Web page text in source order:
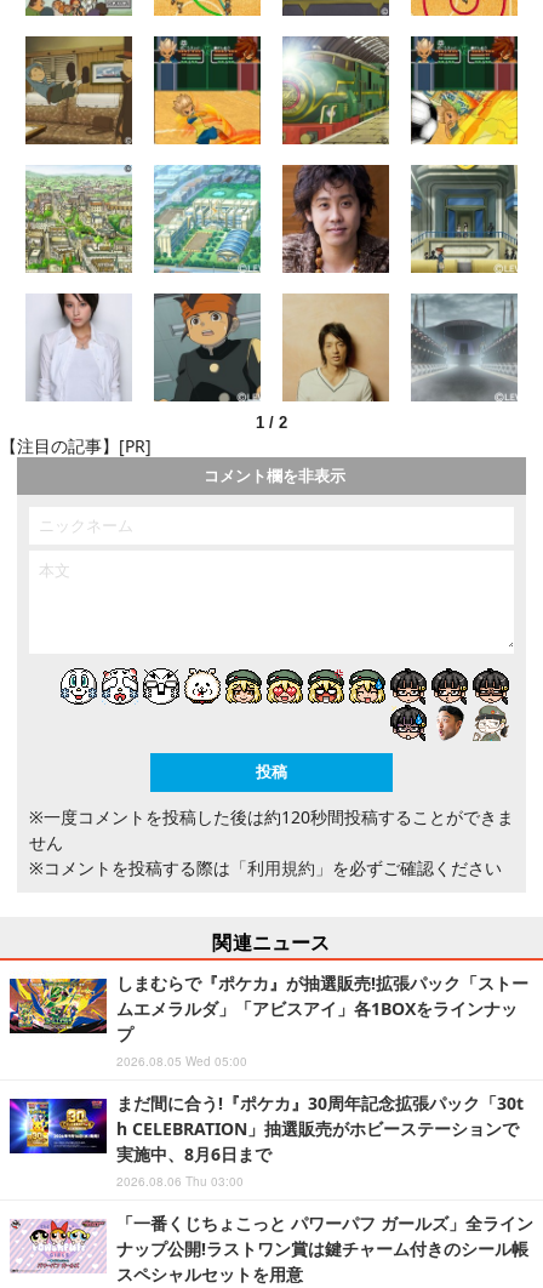
1 / 2
【注目の記事】[PR]
コメント欄を非表示
※一度コメントを投稿した後は約120秒間投稿することができま
せん
※コメントを投稿する際は 「利用規約」 を必ずご確認ください
関連ニュース
しまむらで『ポケカ』が抽選販売!拡張パック「ストー
ムエメラルダ」「アビスアイ」各1BOXをラインナッ
プ
2026.08.05 Wed 05:00
まだ間に合う!『ポケカ』30周年記念拡張パック「30t
h CELEBRATION」抽選販売がホビーステーションで
実施中、8月6日まで
2026.08.06 Thu 03:00
「一番くじちょこっと パワーパフ ガールズ」全ライン
ナップ公開!ラストワン賞は鍵チャーム付きのシール帳
スペシャルセットを用意